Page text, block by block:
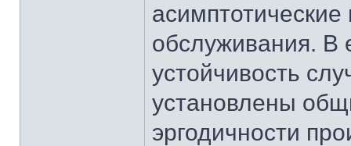
обслуживания. В
устойчивость
установлены
эргодичности